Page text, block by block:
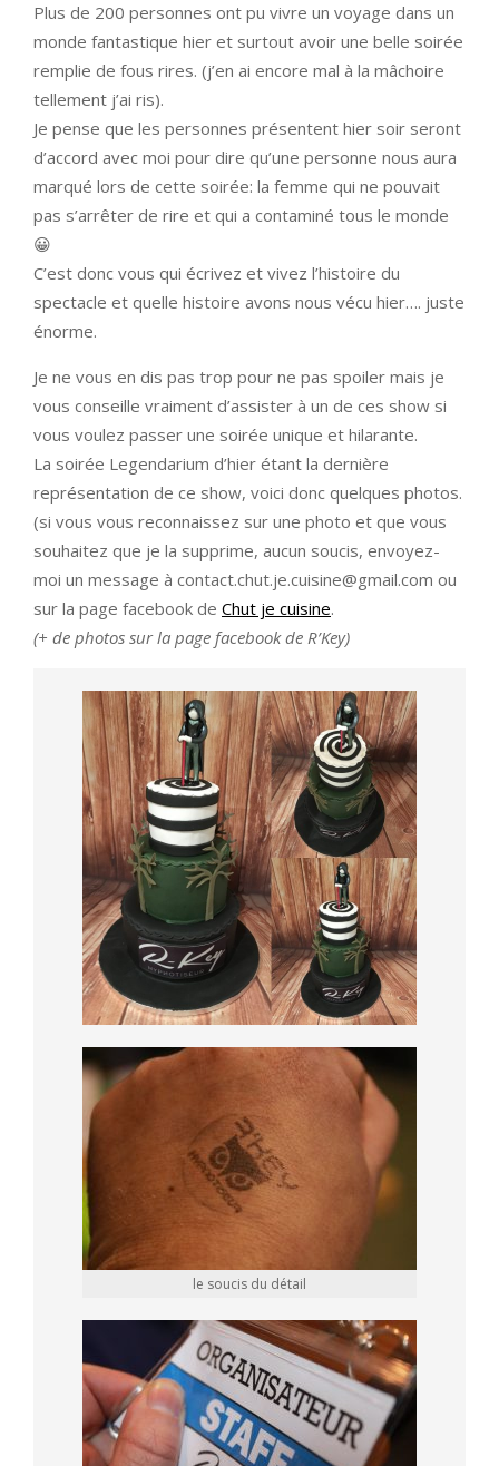
Plus de 200 personnes ont pu vivre un voyage dans un
monde fantastique hier et surtout avoir une belle soirée
remplie de fous rires. (j’en ai encore mal à la mâchoire
tellement j’ai ris).
Je pense que les personnes présentent hier soir seront
d’accord avec moi pour dire qu’une personne nous aura
marqué lors de cette soirée: la femme qui ne pouvait
pas s’arrêter de rire et qui a contaminé tous le monde
😀
C’est donc vous qui écrivez et vivez l’histoire du
spectacle et quelle histoire avons nous vécu hier…. juste
énorme.
Je ne vous en dis pas trop pour ne pas spoiler mais je
vous conseille vraiment d’assister à un de ces show si
vous voulez passer une soirée unique et hilarante.
La soirée Legendarium d’hier étant la dernière
représentation de ce show, voici donc quelques photos.
(si vous vous reconnaissez sur une photo et que vous
souhaitez que je la supprime, aucun soucis, envoyez-
moi un message à contact.chut.je.cuisine@gmail.com ou
sur la page facebook de Chut je cuisine.
(+ de photos sur la page facebook de R’Key)
le soucis du détail